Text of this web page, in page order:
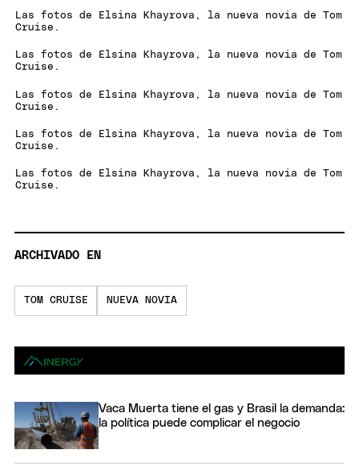
Las fotos de Elsina Khayrova, la nueva novia de Tom
Cruise.
Las fotos de Elsina Khayrova, la nueva novia de Tom
Cruise.
Las fotos de Elsina Khayrova, la nueva novia de Tom
Cruise.
Las fotos de Elsina Khayrova, la nueva novia de Tom
Cruise.
Las fotos de Elsina Khayrova, la nueva novia de Tom
Cruise.
ARCHIVADO EN
TOM CRUISE NUEVA NOVIA
Vaca Muerta tiene el gas y Brasil la demanda:
la política puede complicar el negocio